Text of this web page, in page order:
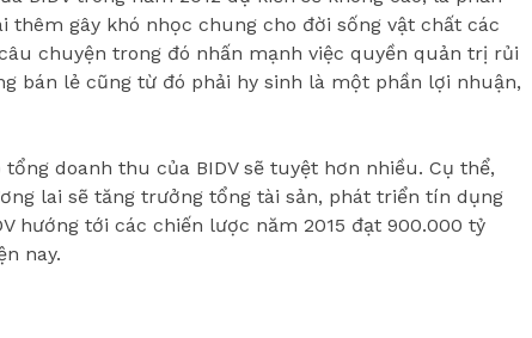
thêm gây khó nhọc chung cho đời sống vật chất các
chuyện trong đó nhấn mạnh việc quyền quản trị rủi
bán lẻ cũng từ đó phải hy sinh là một phần lợi nhuận,
doanh thu của BIDV sẽ tuyệt hơn nhiều. Cụ thể,
lai sẽ tăng trưởng tổng tài sản, phát triển tín dụng
hướng tới các chiến lược năm 2015 đạt 900.000 tỷ
nay.